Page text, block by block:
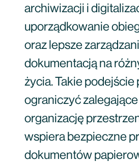
archiwizacji i
uporządkowanie
oraz lepsze
dokumentacją na
życia. Takie podejście
ograniczyć
organizację
wspiera bezpieczne
dokumentów